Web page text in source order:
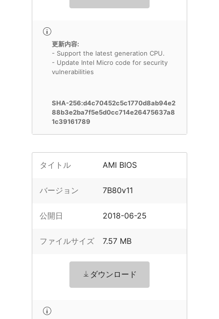
更新内容:
- Support the latest generation CPU.
- Update Intel Micro code for security
vulnerabilities
SHA-256:d4c70452c5c1770d8ab94e2
88b3e2ba7f5e5d0cc714e26475637a8
1c39161789
タイトル AMI BIOS
バージョン 7B80v11
公開日 2018-06-25
ファイルサイズ 7.57 MB
ダウンロード